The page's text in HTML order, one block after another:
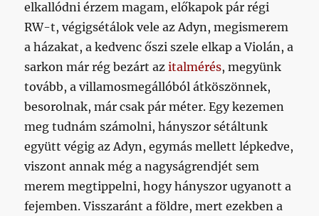
elkallódni érzem magam, előkapok pár régi
RW-t, végigsétálok vele az Adyn, megismerem
a házakat, a kedvenc őszi szele elkap a Violán, a
sarkon már rég bezárt azitalmérés, megyünk
tovább, a villamosmegállóból átköszönnek,
besorolnak, már csak pár méter. Egy kezemen
meg tudnám számolni, hányszor sétáltunk
együtt végig az Adyn, egymás mellett lépkedve,
viszont annak még a nagyságrendjét sem
merem megtippelni, hogy hányszor ugyanott a
fejemben. Visszaránt a földre, mert ezekben a